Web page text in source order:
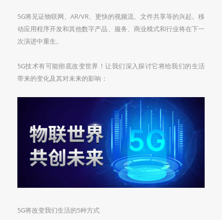
5G将见证物联网、AR/VR、更快的视频流、文件共享等的兴起。移
动应用程序开发和其他数字产品、服务、商业模式和行业将在下一
次演进中重生。
5G技术有可能彻底改变世界！让我们深入探讨它将给我们的生活
带来的变化及其对未来的影响：
5G将改变我们生活的5种方式